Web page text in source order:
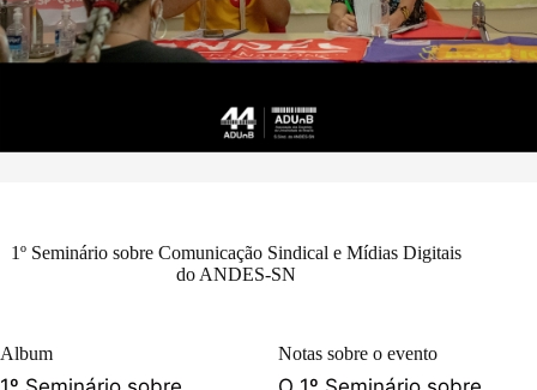
1º Seminário sobre Comunicação Sindical e Mídias Digitais
do ANDES-SN
Album Notas sobre o evento